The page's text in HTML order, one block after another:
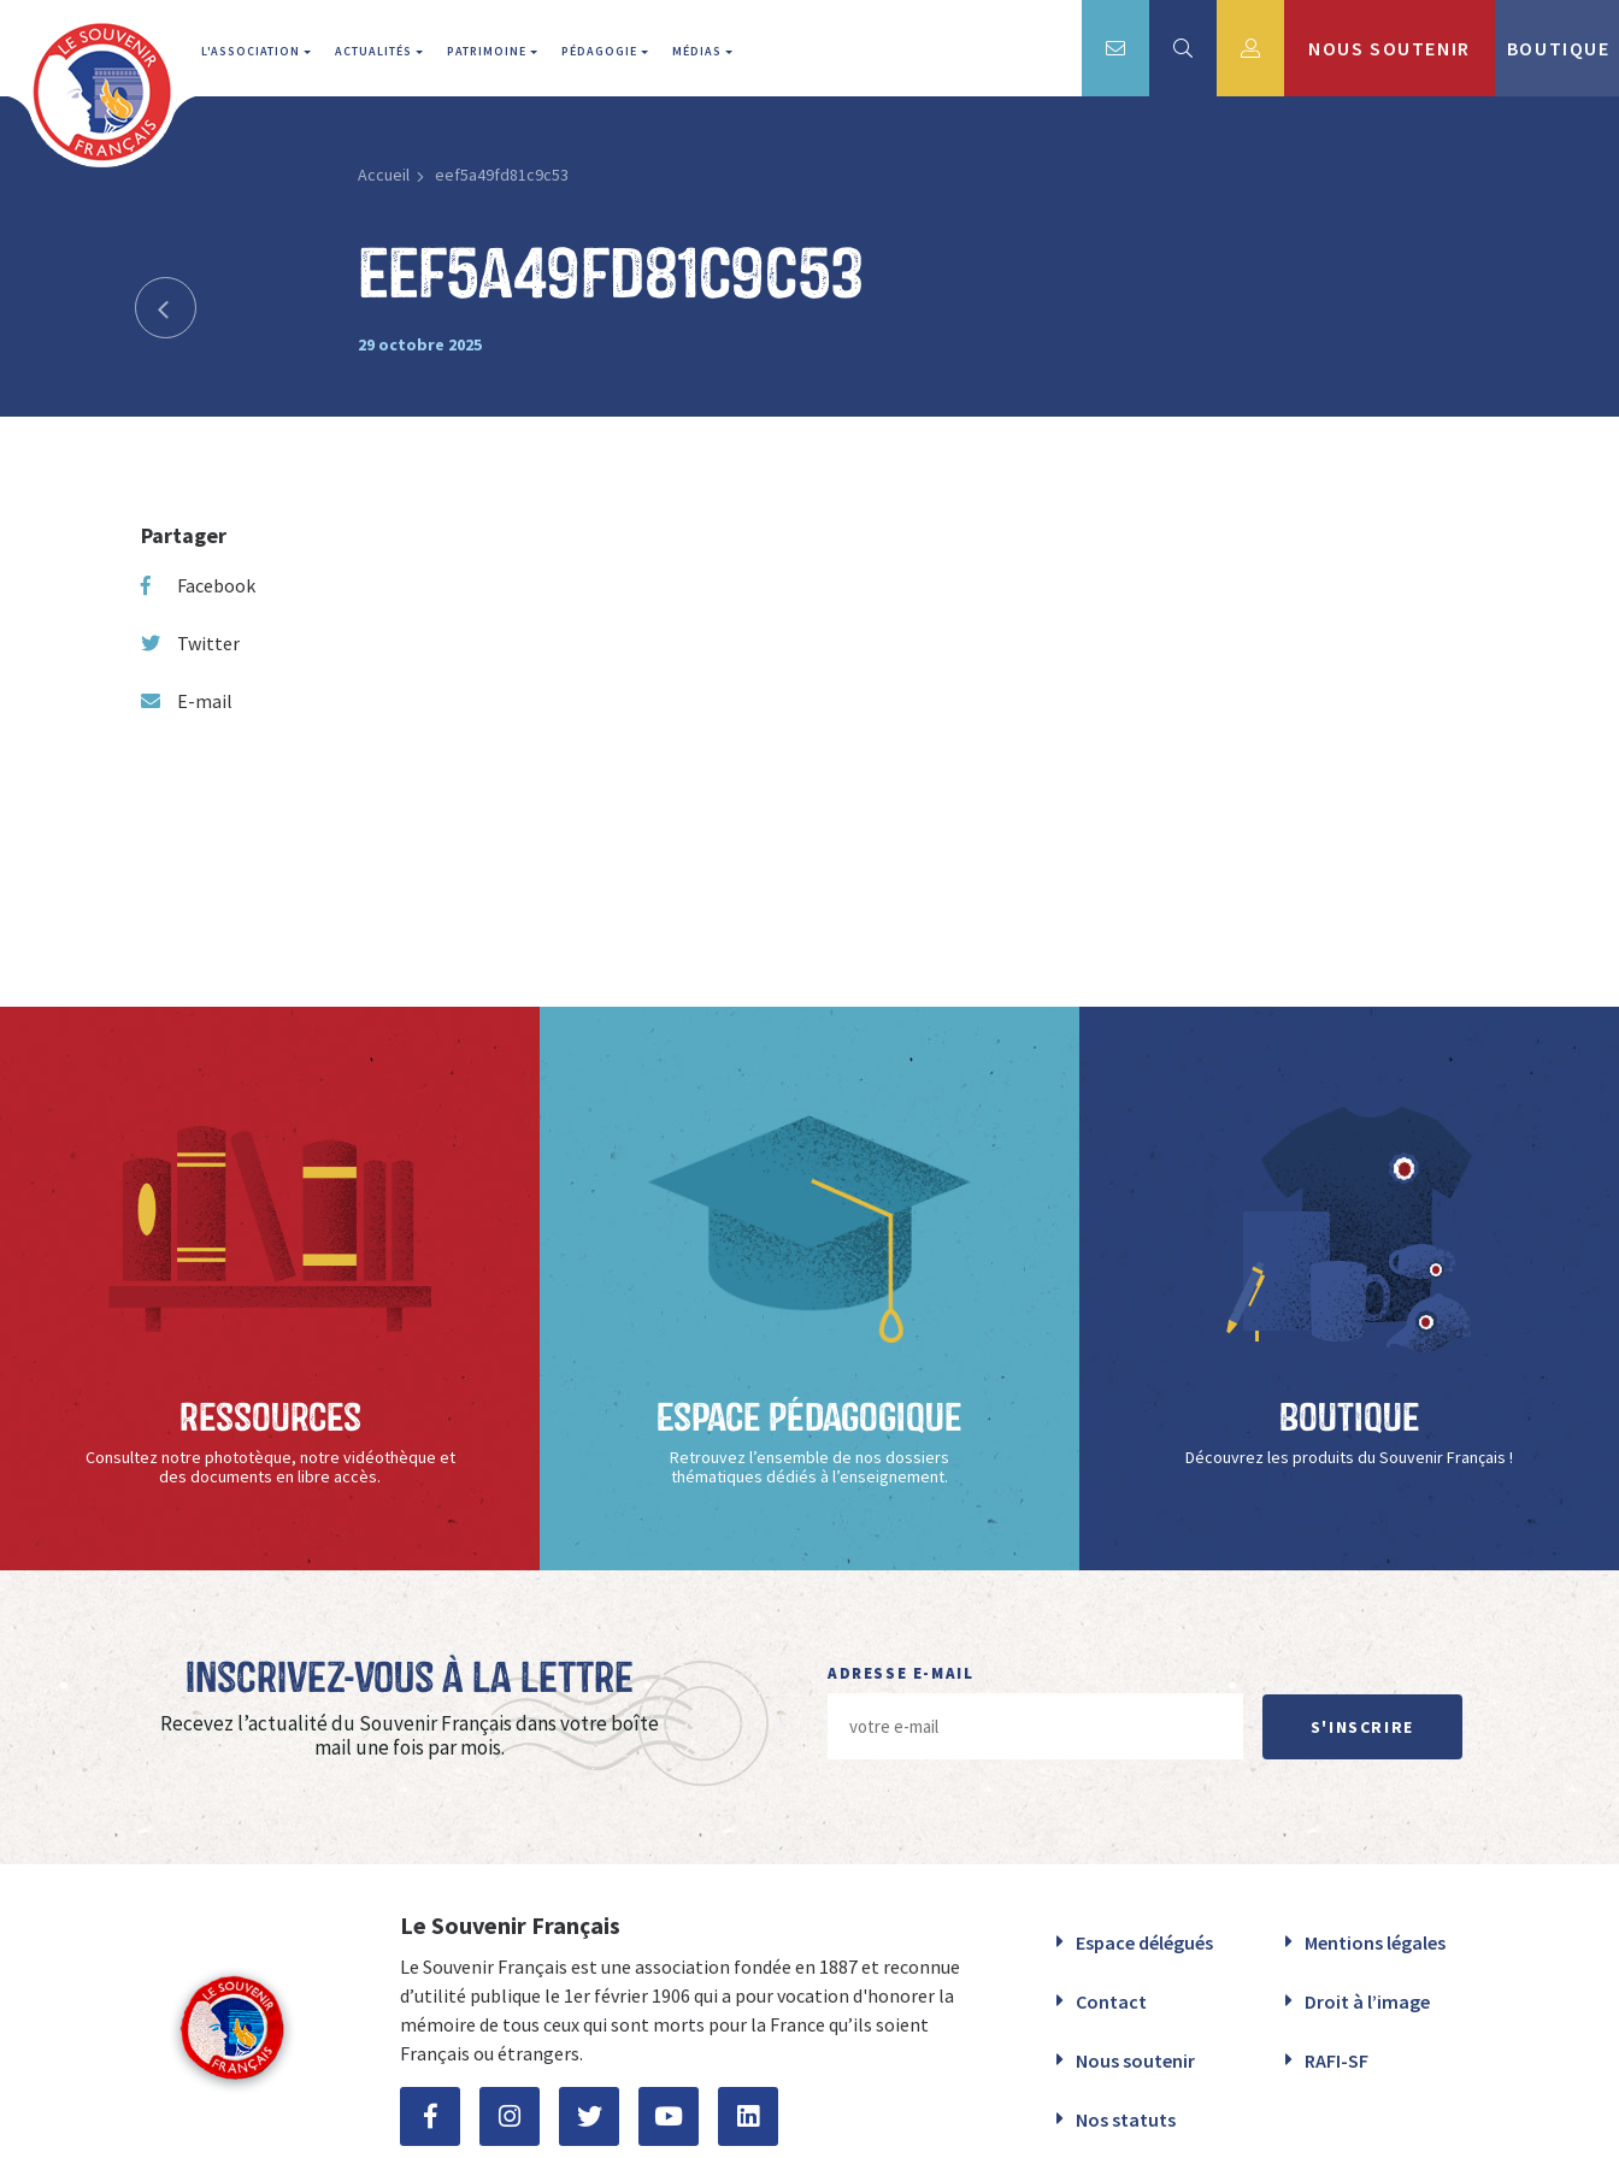
L'ASSOCIATION ACTUALITÉS PATRIMOINE PÉDAGOGIE MÉDIAS NOUS SOUTENIR BOUTIQUE
Accueil eef5a49fd81c9c53
eef5a49fd81c9c53
29 octobre 2025
Partager
Facebook
Twitter
E-mail
Ressources
Consultez notre phototèque, notre vidéothèque et
des documents en libre accès.
Espace Pédagogique
Retrouvez l’ensemble de nos dossiers
thématiques dédiés à l’enseignement.
Boutique
Découvrez les produits du Souvenir Français !
Inscrivez-vous à La Lettre
Recevez l’actualité du Souvenir Français dans votre boîte
mail une fois par mois.
ADRESSE E-MAIL
S'INSCRIRE
Le Souvenir Français
Le Souvenir Français est une association fondée en 1887 et reconnue
d’utilité publique le 1er février 1906 qui a pour vocation d'honorer la
mémoire de tous ceux qui sont morts pour la France qu’ils soient
Français ou étrangers.
Espace délégués Mentions légales
Contact Droit à l’image
Nous soutenir RAFI-SF
Nos statuts